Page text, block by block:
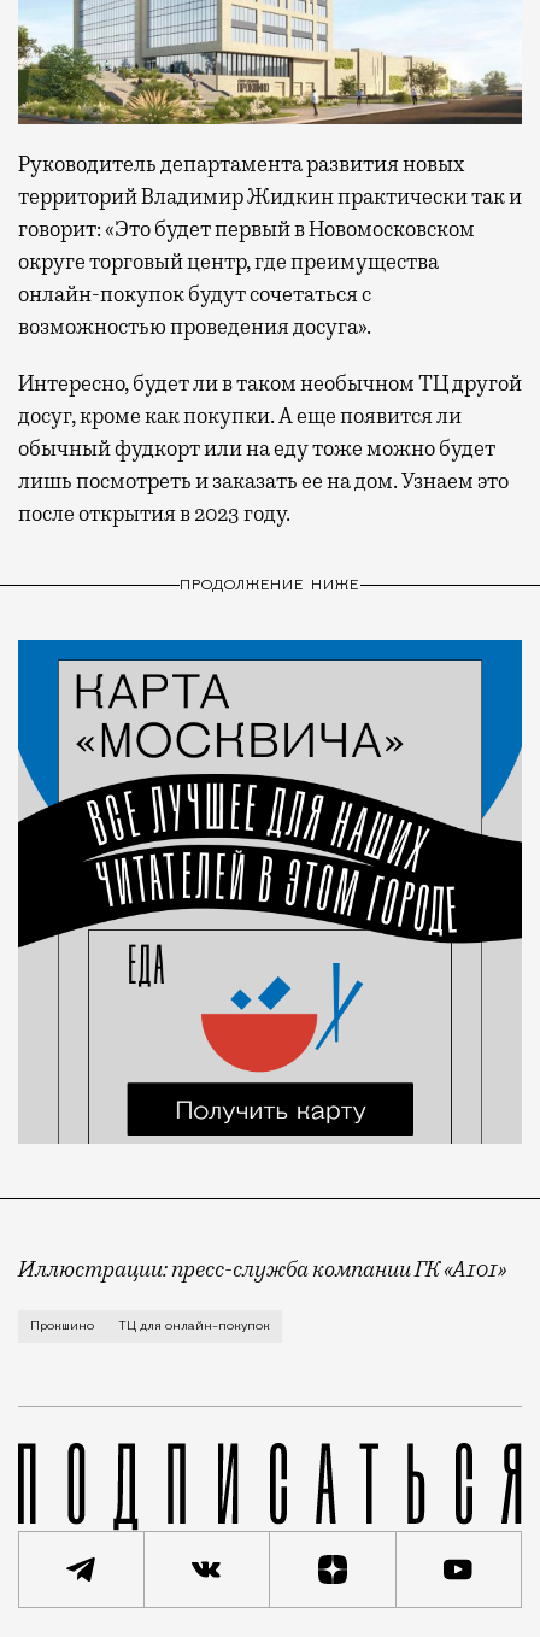
Руководитель департамента развития новых
территорий Владимир Жидкин практически так и
говорит: «Это будет первый в Новомосковском
округе торговый центр, где преимущества
онлайн-покупок будут сочетаться с
возможностью проведения досуга».
Интересно, будет ли в таком необычном ТЦ другой
досуг, кроме как покупки. А еще появится ли
обычный фудкорт или на еду тоже можно будет
лишь посмотреть и заказать ее на дом. Узнаем это
после открытия в 2023 году.
ПРОДОЛЖЕНИЕ НИЖЕ
Иллюстрации: пресс-служба компании ГК «А101»
В торговом комплексе будет две странности.
Прокшино ТЦ для онлайн-покупок